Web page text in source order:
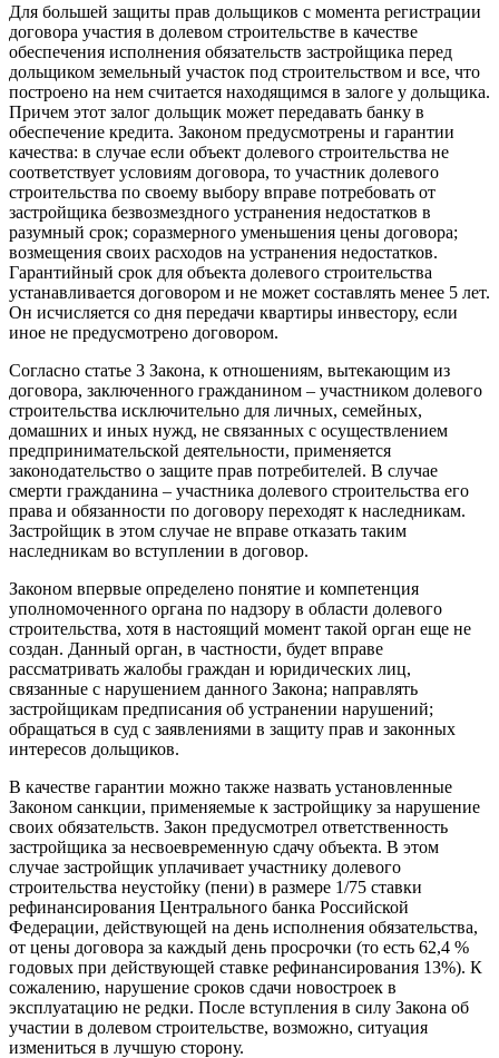
Для большей защиты прав дольщиков с момента регистрации
договора участия в долевом строительстве в качестве
обеспечения исполнения обязательств застройщика перед
дольщиком земельный участок под строительством и все, что
построено на нем считается находящимся в залоге у дольщика.
Причем этот залог дольщик может передавать банку в
обеспечение кредита. Законом предусмотрены и гарантии
качества: в случае если объект долевого строительства не
соответствует условиям договора, то участник долевого
строительства по своему выбору вправе потребовать от
застройщика безвозмездного устранения недостатков в
разумный срок; соразмерного уменьшения цены договора;
возмещения своих расходов на устранения недостатков.
Гарантийный срок для объекта долевого строительства
устанавливается договором и не может составлять менее 5 лет.
Он исчисляется со дня передачи квартиры инвестору, если
иное не предусмотрено договором.
Согласно статье 3 Закона, к отношениям, вытекающим из
договора, заключенного гражданином – участником долевого
строительства исключительно для личных, семейных,
домашних и иных нужд, не связанных с осуществлением
предпринимательской деятельности, применяется
законодательство о защите прав потребителей. В случае
смерти гражданина – участника долевого строительства его
права и обязанности по договору переходят к наследникам.
Застройщик в этом случае не вправе отказать таким
наследникам во вступлении в договор.
Законом впервые определено понятие и компетенция
уполномоченного органа по надзору в области долевого
строительства, хотя в настоящий момент такой орган еще не
создан. Данный орган, в частности, будет вправе
рассматривать жалобы граждан и юридических лиц,
связанные с нарушением данного Закона; направлять
застройщикам предписания об устранении нарушений;
обращаться в суд с заявлениями в защиту прав и законных
интересов дольщиков.
В качестве гарантии можно также назвать установленные
Законом санкции, применяемые к застройщику за нарушение
своих обязательств. Закон предусмотрел ответственность
застройщика за несвоевременную сдачу объекта. В этом
случае застройщик уплачивает участнику долевого
строительства неустойку (пени) в размере 1/75 ставки
рефинансирования Центрального банка Российской
Федерации, действующей на день исполнения обязательства,
от цены договора за каждый день просрочки (то есть 62,4 %
годовых при действующей ставке рефинансирования 13%). К
сожалению, нарушение сроков сдачи новостроек в
эксплуатацию не редки. После вступления в силу Закона об
участии в долевом строительстве, возможно, ситуация
измениться в лучшую сторону.